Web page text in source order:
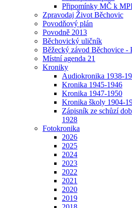
Připomínky MČ k
Zpravodaj Život Běchovic
Povodňový plán
Povodně 2013
Běchovický uličník
Běžecký závod Běchovice -
Místní agenda 21
Kroniky
Audiokronika 1938-
Kronika 1945-1946
Kronika 1947-1950
Kronika školy 1904-
Zápisník ze schůzí
1928
Fotokronika
2026
2025
2024
2023
2022
2021
2020
2019